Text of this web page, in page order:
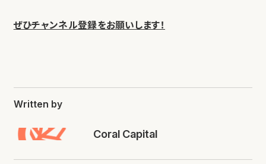
ぜひチャンネル登録をお願いします！
Written by
Coral Capital